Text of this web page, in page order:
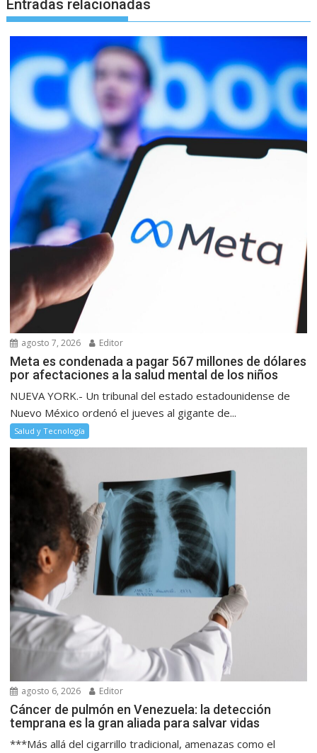
Entradas relacionadas
agosto 7, 2026 Editor
Meta es condenada a pagar 567 millones de dólares
por afectaciones a la salud mental de los niños
NUEVA YORK.- Un tribunal del estado estadounidense de
Nuevo México ordenó el jueves al gigante de...
Salud y Tecnología
agosto 6, 2026 Editor
Cáncer de pulmón en Venezuela: la detección
temprana es la gran aliada para salvar vidas
***Más allá del cigarrillo tradicional, amenazas como el